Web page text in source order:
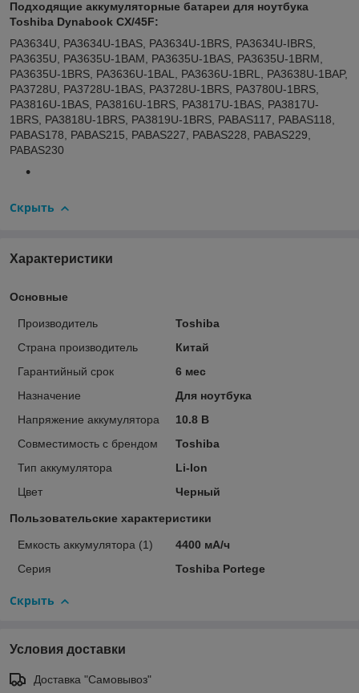
Подходящие аккумуляторные батареи для ноутбука
Toshiba Dynabook CX/45F:
PA3634U, PA3634U-1BAS, PA3634U-1BRS, PA3634U-IBRS,
PA3635U, PA3635U-1BAM, PA3635U-1BAS, PA3635U-1BRM,
PA3635U-1BRS, PA3636U-1BAL, PA3636U-1BRL, PA3638U-1BAP,
PA3728U, PA3728U-1BAS, PA3728U-1BRS, PA3780U-1BRS,
PA3816U-1BAS, PA3816U-1BRS, PA3817U-1BAS, PA3817U-
1BRS, PA3818U-1BRS, PA3819U-1BRS, PABAS117, PABAS118,
PABAS178, PABAS215, PABAS227, PABAS228, PABAS229,
PABAS230
Скрыть
Характеристики
Основные
Производитель
Toshiba
Страна производитель
Китай
Гарантийный срок
6 мес
Назначение
Для ноутбука
Напряжение аккумулятора
10.8 В
Совместимость с брендом
Toshiba
Тип аккумулятора
Li-Ion
Цвет
Черный
Пользовательские характеристики
Емкость аккумулятора (1)
4400 мА/ч
Серия
Toshiba Portege
Скрыть
Условия доставки
Доставка "Самовывоз"